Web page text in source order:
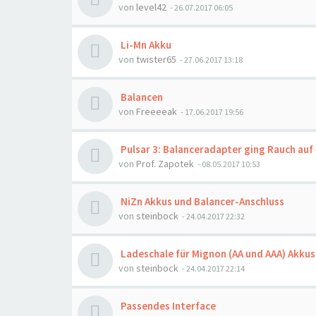
von level42 - 26.07.2017 06:05
Li-Mn Akku
von twister65 - 27.06.2017 13:18
Balancen
von Freeeeak - 17.06.2017 19:56
Pulsar 3: Balanceradapter ging Rauch auf
von Prof. Zapotek - 08.05.2017 10:53
NiZn Akkus und Balancer-Anschluss
von steinbock - 24.04.2017 22:32
Ladeschale für Mignon (AA und AAA) Akkus
von steinbock - 24.04.2017 22:14
Passendes Interface